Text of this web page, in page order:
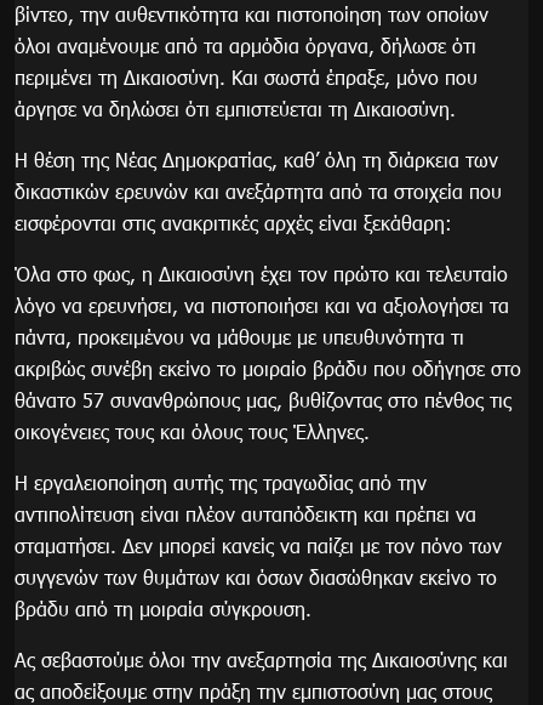
βίντεο, την αυθεντικότητα και πιστοποίηση των οποίων
όλοι αναμένουμε από τα αρμόδια όργανα, δήλωσε ότι
περιμένει τη Δικαιοσύνη. Και σωστά έπραξε, μόνο που
άργησε να δηλώσει ότι εμπιστεύεται τη Δικαιοσύνη.
Η θέση της Νέας Δημοκρατίας, καθ’ όλη τη διάρκεια των
δικαστικών ερευνών και ανεξάρτητα από τα στοιχεία που
εισφέρονται στις ανακριτικές αρχές είναι ξεκάθαρη:
Όλα στο φως, η Δικαιοσύνη έχει τον πρώτο και τελευταίο
λόγο να ερευνήσει, να πιστοποιήσει και να αξιολογήσει τα
πάντα, προκειμένου να μάθουμε με υπευθυνότητα τι
ακριβώς συνέβη εκείνο το μοιραίο βράδυ που οδήγησε στο
θάνατο 57 συνανθρώπους μας, βυθίζοντας στο πένθος τις
οικογένειες τους και όλους τους Έλληνες.
Η εργαλειοποίηση αυτής της τραγωδίας από την
αντιπολίτευση είναι πλέον αυταπόδεικτη και πρέπει να
σταματήσει. Δεν μπορεί κανείς να παίζει με τον πόνο των
συγγενών των θυμάτων και όσων διασώθηκαν εκείνο το
βράδυ από τη μοιραία σύγκρουση.
Ας σεβαστούμε όλοι την ανεξαρτησία της Δικαιοσύνης και
ας αποδείξουμε στην πράξη την εμπιστοσύνη μας στους